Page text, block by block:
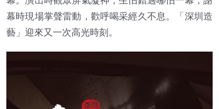
幕時現場掌聲雷動，歡呼喝采經久不息。「深圳造
藝」迎來又一次高光時刻。